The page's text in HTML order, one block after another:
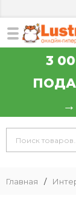
3
Главная /